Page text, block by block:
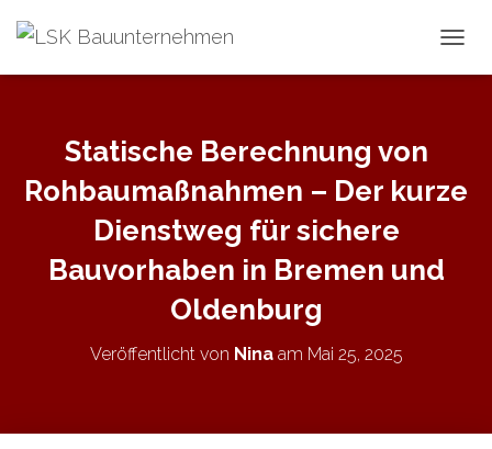
A
I
Statische Berechnung von
Rohbaumaßnahmen – Der kurze
Dienstweg für sichere
Bauvorhaben in Bremen und
Oldenburg
Veröffentlicht von Ninaam Mai 25, 2025